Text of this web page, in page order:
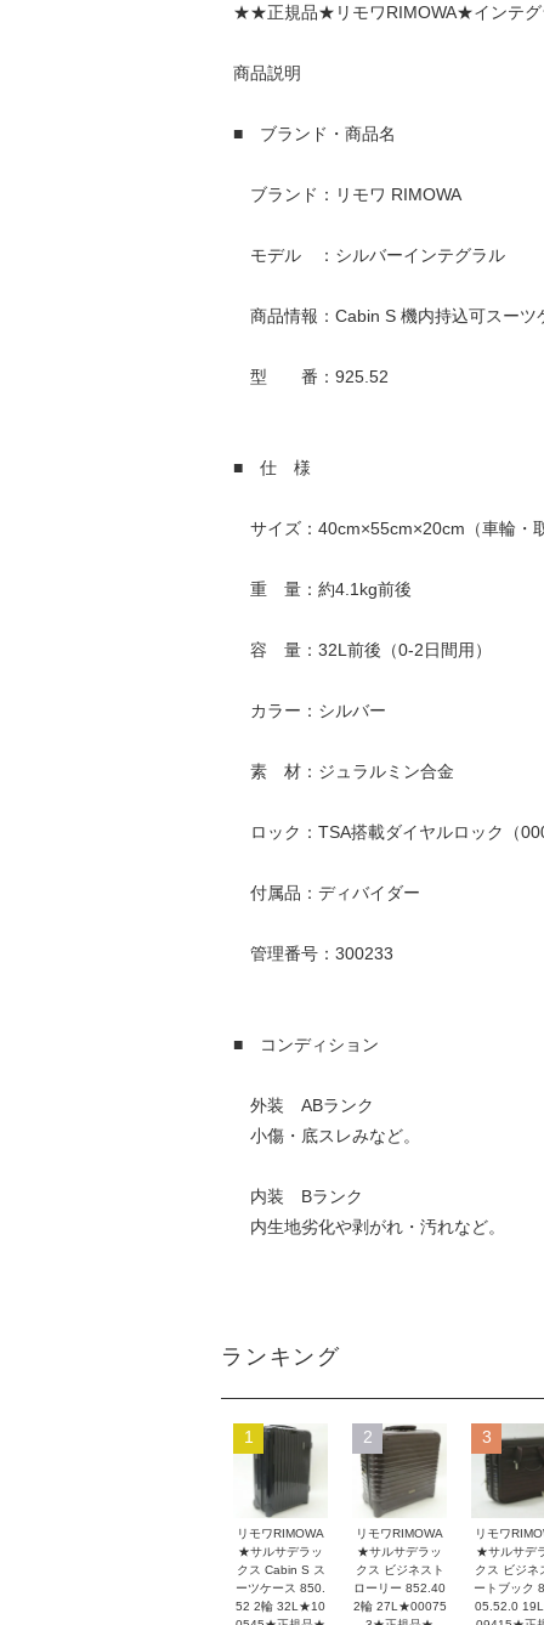
★★正規品★リモワRIMOWA★インテ
商品説明
■ ブランド・商品名
ブランド：リモワ RIMOWA
モデル ：シルバーインテグラル
商品情報：Cabin S 機内持込可スーツ
型 番：925.52
■ 仕 様
サイズ：40cm×55cm×20cm（車輪・
重 量：約4.1kg前後
容 量：32L前後（0-2日間用）
カラー：シルバー
素 材：ジュラルミン合金
ロック：TSA搭載ダイヤルロック（
付属品：ディバイダー
管理番号：300233
■ コンディション
外装 ABランク
小傷・底スレみなど。
内装 Bランク
内生地劣化や剥がれ・汚れなど。
ランキング
1
リモワRIMOWA
★サルサデラッ
クス Cabin S ス
ーツケース 850.
52 2輪 32L★10
2
リモワRIMOWA
★サルサデラッ
クス ビジネスト
ローリー 852.40
2輪 27L★00075
3
リモワ
★サルサデ
クス ビジネ
ートブック
05.52.0